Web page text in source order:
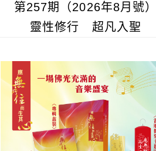
第257期（2026年8月號）
靈性修行 超凡入聖